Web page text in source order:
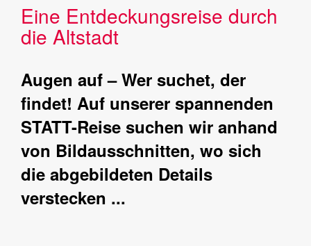
Eine Entdeckungsreise durch
die Altstadt
Augen auf – Wer suchet, der
findet! Auf unserer spannenden
STATT-Reise suchen wir anhand
von Bildausschnitten, wo sich
die abgebildeten Details
verstecken ...